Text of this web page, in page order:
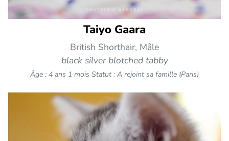
Taiyo Gaara
British Shorthair, Mâle
black silver blotched tabby
Âge : 4 ans 1 mois Statut : A rejoint sa famille (Paris)